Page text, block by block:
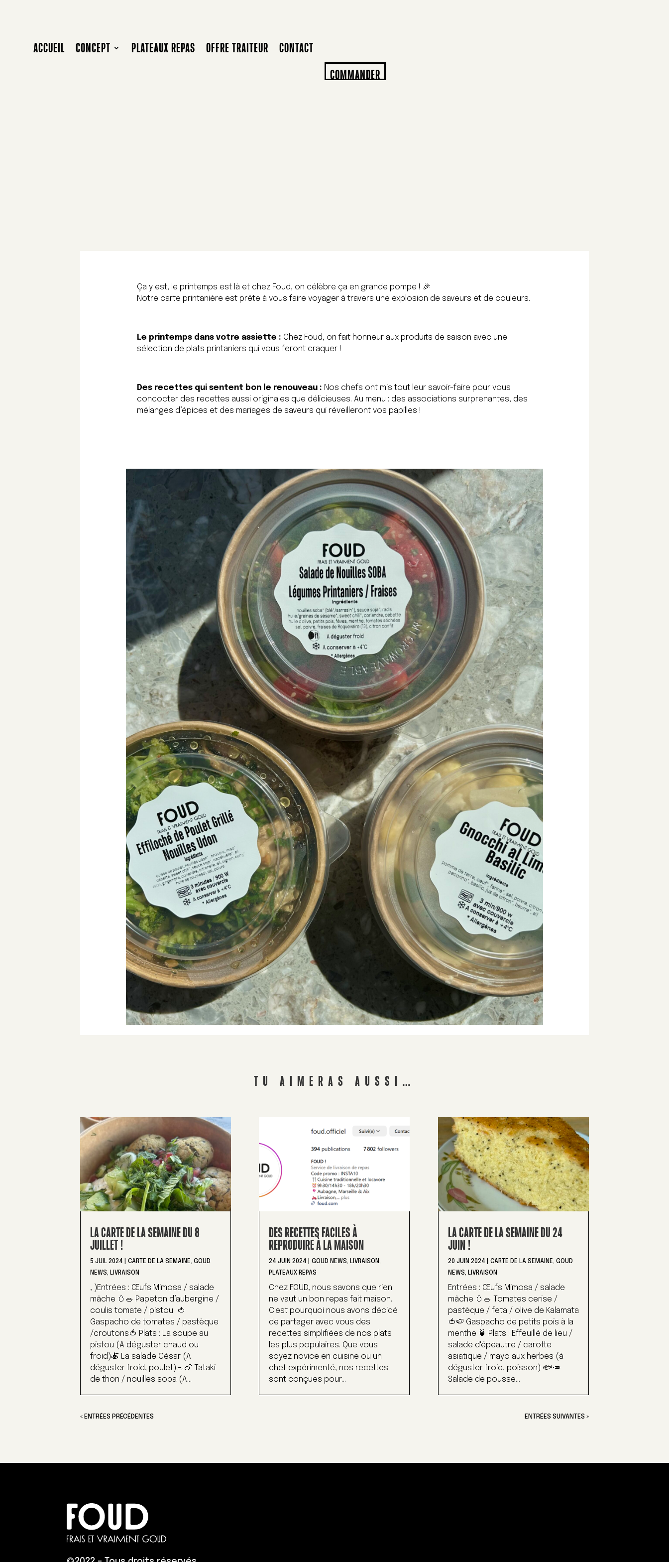
ACCUEIL CONCEPT PLATEAUX REPAS OFFRE TRAITEUR
CONTACT
COMMANDER
Ça y est, le printemps est là et chez Foud, on célèbre ça en grande pompe ! 🎉
Notre carte printanière est prête à vous faire voyager à travers une explosion de saveurs et de couleurs.
Le printemps dans votre assiette : Chez Foud, on fait honneur aux produits de saison avec une
sélection de plats printaniers qui vous feront craquer !
Des recettes qui sentent bon le renouveau : Nos chefs ont mis tout leur savoir-faire pour vous
concocter des recettes aussi originales que délicieuses. Au menu : des associations surprenantes, des
mélanges d’épices et des mariages de saveurs qui réveilleront vos papilles !
TU AIMERAS AUSSI…
LA CARTE DE LA SEMAINE DU 8
JUILLET !
5 JUIL 2024 |CARTE DE LA SEMAINE,GOUD
NEWS, LIVRAISON
, )Entrées : Œufs Mimosa / salade
mâche 🥚🥗 Papeton d’aubergine /
coulis tomate / pistou 🍅
Gaspacho de tomates / pastèque
/croutons🍅 Plats : La soupe au
pistou (A déguster chaud ou
froid)🍝 La salade César (A
déguster froid, poulet)🥗🍗 Tataki
de thon / nouilles soba (A...
DES RECETTES FACILES À
REPRODUIRE À LA MAISON
24 JUIN 2024 |GOUD NEWS, LIVRAISON,
PLATEAUX REPAS
Chez FOUD, nous savons que rien
ne vaut un bon repas fait maison.
C'est pourquoi nous avons décidé
de partager avec vous des
recettes simplifiées de nos plats
les plus populaires. Que vous
soyez novice en cuisine ou un
chef expérimenté, nos recettes
sont conçues pour...
LA CARTE DE LA SEMAINE DU 24
JUIN !
20 JUIN 2024 CARTE DE LA SEMAINE, GOUD
NEWS, LIVRAISON
Entrées : Œufs Mimosa / salade
mâche 🥚🥗 Tomates cerise /
pastèque / feta / olive de Kalamata
🍅🍉 Gaspacho de petits pois à la
menthe 🍵 Plats : Effeuillé de lieu /
salade d'épeautre / carotte
asiatique / mayo aux herbes (à
déguster froid, poisson) 🐟🥕
Salade de pousse...
« ENTRÉES PRÉCÉDENTES ENTRÉES SUIVANTES »